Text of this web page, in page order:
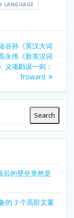
LANGUAGE
谷孙《英汉大词
永伟《新英汉词
义项勘误一则：
froward
Search
后的壁垒竟然是
的 3 个高阶文案